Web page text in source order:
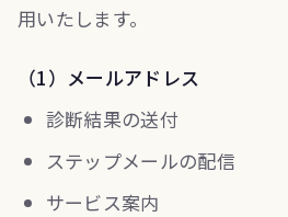
用いたします。
（1）メールアドレス
診断結果の送付
ステップメールの配信
サービス案内